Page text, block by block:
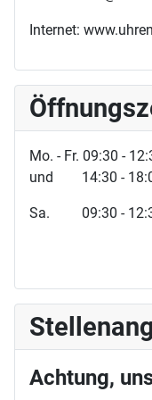
Internet:
Mo. - Fr. 09:30 -
und 14:30 -
Sa. 09:30 -
Achtung,